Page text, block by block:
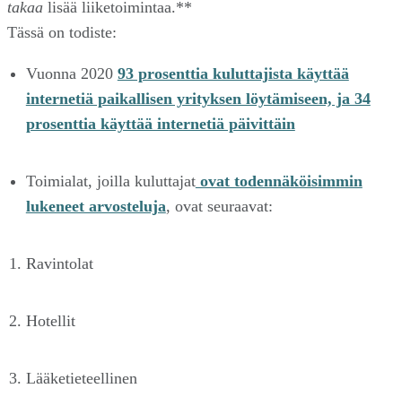
takaa lisää liiketoimintaa.**
Tässä on todiste:
Vuonna 2020 93 prosenttia kuluttajista käyttää
internetiä paikallisen yrityksen löytämiseen, ja 34
prosenttia käyttää internetiä päivittäin
Toimialat, joilla kuluttajatovat todennäköisimmin
lukeneet arvosteluja, ovat seuraavat:
Ravintolat
Hotellit
Lääketieteellinen